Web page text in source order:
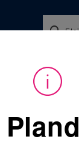
Tarvitsetko